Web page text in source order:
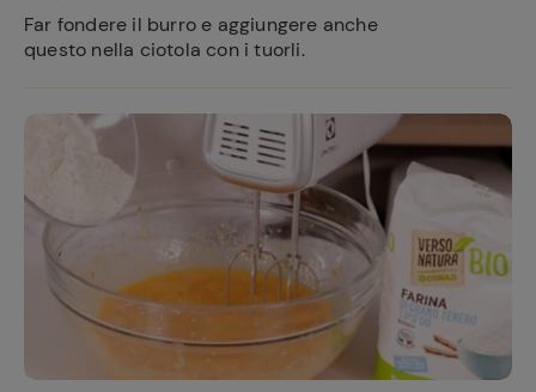
Far fondere il burro e aggiungere anche
questo nella ciotola con i tuorli.